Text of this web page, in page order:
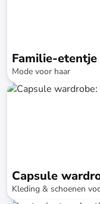
Familie-etentje
Mode voor haar
tot-75%*
Capsule
Kleding & schoenen